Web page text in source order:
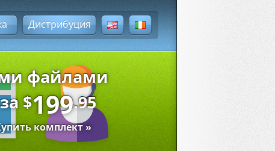
Дистрибуция
файлами
$199.95
комплект »